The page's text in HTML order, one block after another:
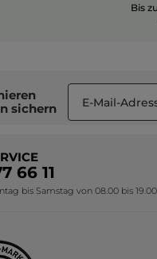
Bis
sichern
66 11
bis Samstag von 08.00 bis